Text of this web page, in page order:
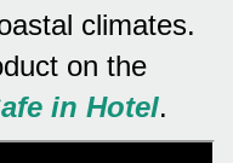
climates.
on the
in Hotel.